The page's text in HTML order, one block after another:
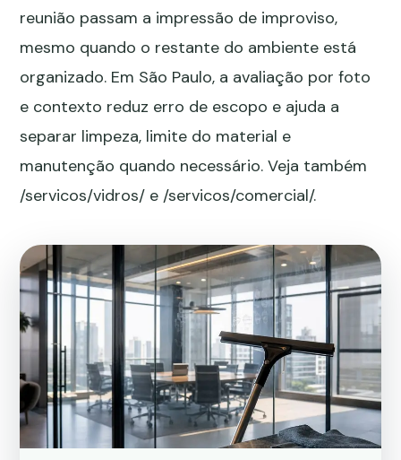
reunião passam a impressão de improviso,
mesmo quando o restante do ambiente está
organizado. Em São Paulo, a avaliação por foto
e contexto reduz erro de escopo e ajuda a
separar limpeza, limite do material e
manutenção quando necessário. Veja também
/servicos/vidros/ e /servicos/comercial/.